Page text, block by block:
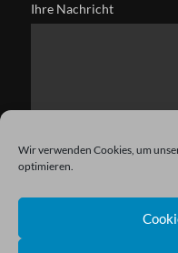
Wir verwenden Cookies, um
optimieren.
Ihre Nachricht